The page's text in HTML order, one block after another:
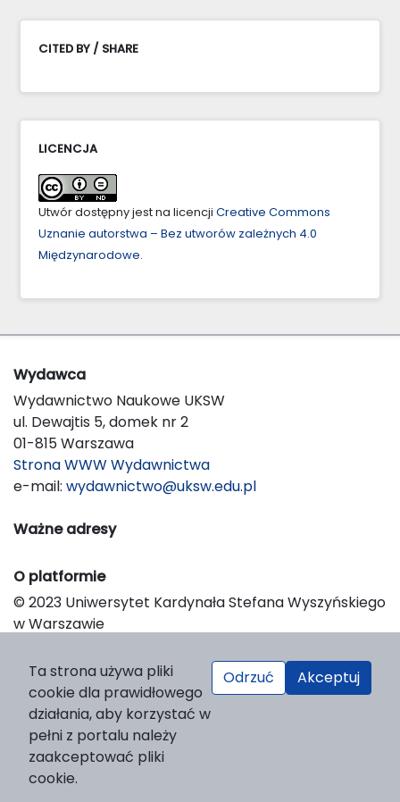
CITED BY / SHARE
LICENCJA
Utwór dostępny jest na licencji Creative Commons
Uznanie autorstwa – Bez utworów zależnych 4.0
Międzynarodowe.
Wydawca
Wydawnictwo Naukowe UKSW
ul. Dewajtis 5, domek nr 2
01-815 Warszawa
Strona WWW Wydawnictwa
e-mail: wydawnictwo@uksw.edu.pl
Ważne adresy
O platformie
© 2023 Uniwersytet Kardynała Stefana Wyszyńskiego
w Warszawie
Platform & Workflow by OJS/PKP
Ta strona używa pliki
cookie dla prawidłowego
działania, aby korzystać w
pełni z portalu należy
zaakceptować pliki
cookie.
Odrzuć Akceptuj